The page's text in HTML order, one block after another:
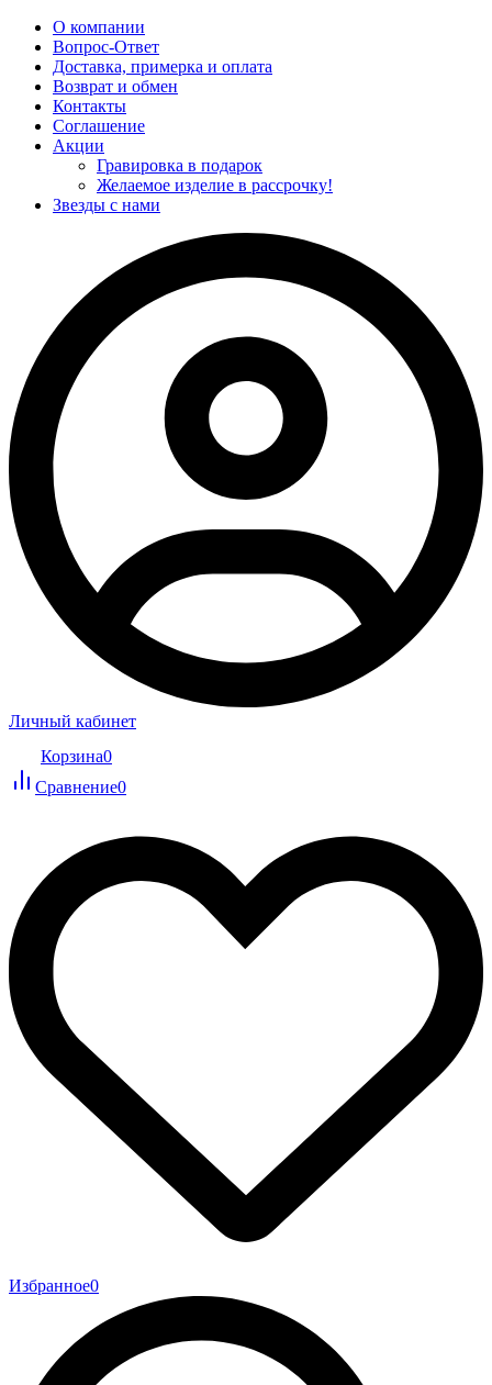
О компании
Вопрос-Ответ
Доставка, примерка и оплата
Возврат и обмен
Контакты
Соглашение
Акции
Гравировка в подарок
Желаемое изделие в рассрочку!
Звезды с нами
Личный кабинет
Корзина0
Сравнение0
Избранное0